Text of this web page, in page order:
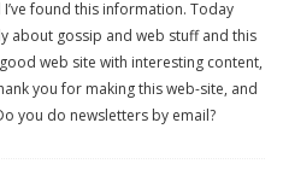
found this information. Today
about gossip and web stuff and this
web site with interesting content,
you for making this web-site, and
you do newsletters by email?